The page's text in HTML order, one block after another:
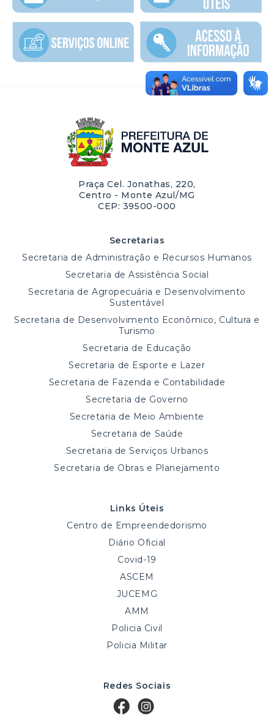
Praça Cel. Jonathas, 220,
Centro - Monte Azul/MG
CEP: 39500-000
Secretarias
Secretaria de Administração e Recursos Humanos
Secretaria de Assistência Social
Secretaria de Agropecuária e Desenvolvimento
Sustentável
Secretaria de Desenvolvimento Econômico, Cultura e
Turismo
Secretaria de Educação
Secretaria de Esporte e Lazer
Secretaria de Fazenda e Contabilidade
Secretaria de Governo
Secretaria de Meio Ambiente
Secretaria de Saúde
Secretaria de Serviços Urbanos
Secretaria de Obras e Planejamento
Links Úteis
Centro de Empreendedorismo
Diário Oficial
Covid-19
ASCEM
JUCEMG
AMM
Policia Civil
Policia Militar
Redes Sociais